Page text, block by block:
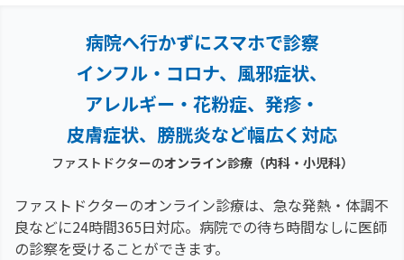
病院へ行かずにスマホで診察
インフル・コロナ、風邪症状、
アレルギー・花粉症、 発疹・
皮膚症状、膀胱炎など幅広く対応
ファストドクターのオンライン診療（内科・小児科）
ファストドクターのオンライン診療は、急な発熱・体調不
良などに24時間365日対応。 病院での待ち時間なしに医師
の診察を受けることができます。